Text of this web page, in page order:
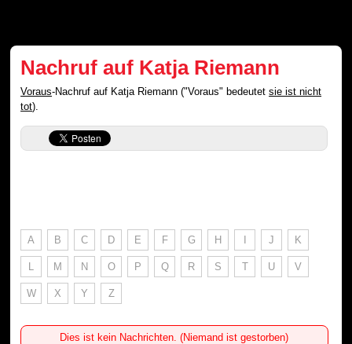
Nachruf auf Katja Riemann
Voraus-Nachruf auf Katja Riemann ("Voraus" bedeutetsie ist nicht
tot).
A B C D E F G H I J K
L M N O P Q R S T U V
W X Y Z
Dies ist kein Nachrichten. (Niemand ist gestorben)